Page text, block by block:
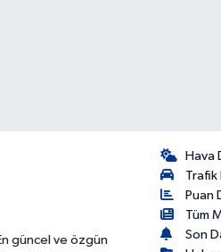
güncel ve özgün
Hava
Trafik
Puan
Tüm
Son